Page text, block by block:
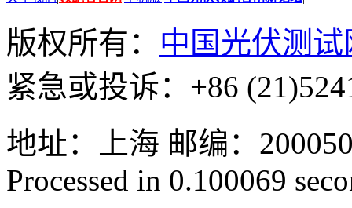
版权所有： 中国光伏测试
紧急或投诉：+86
地址：上海 邮编：
Processed in 0.100069